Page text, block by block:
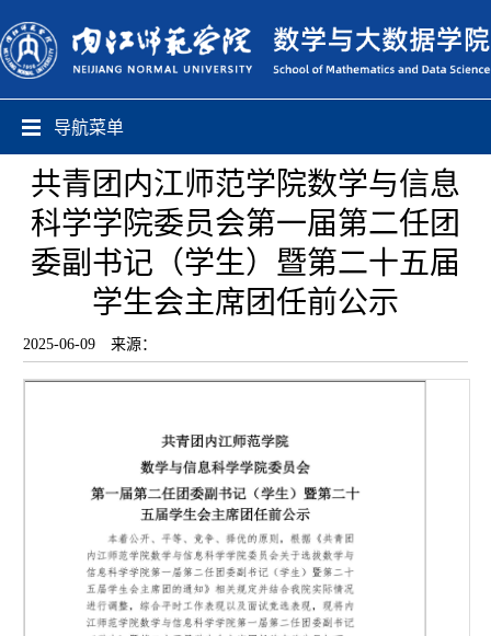
导航菜单
共青团内江师范学院数学与信息
科学学院委员会第一届第二任团
委副书记（学生）暨第二十五届
学生会主席团任前公示
2025-06-09 来源：